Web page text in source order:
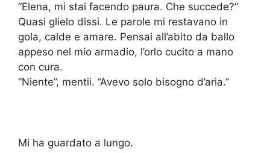
“Elena, mi stai facendo paura. Che succede?”
Quasi glielo dissi. Le parole mi restavano in
gola, calde e amare. Pensai all’abito da ballo
appeso nel mio armadio, l’orlo cucito a mano
con cura.
“Niente”, mentii. “Avevo solo bisogno d’aria.”
Mi ha guardato a lungo.